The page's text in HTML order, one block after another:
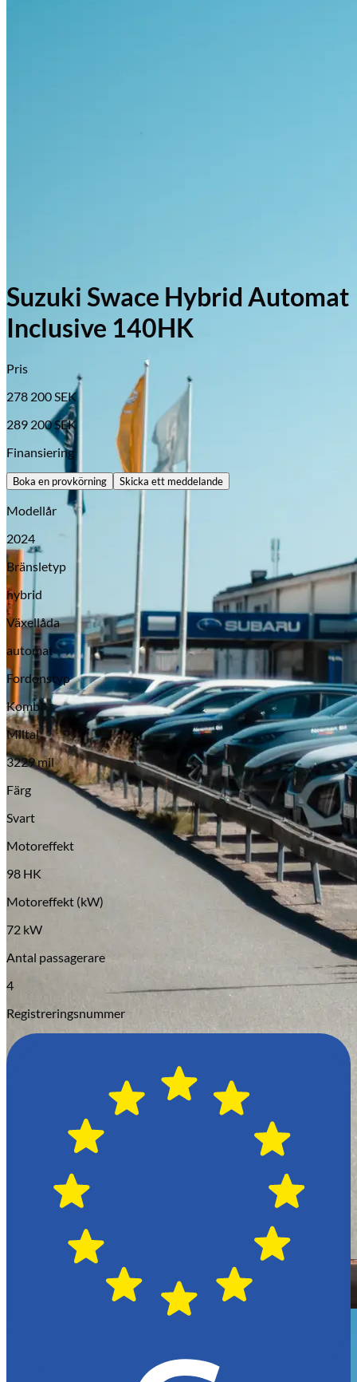
Opel
Serviceverkstad
Suzuki Swace Hybrid Automat
Inclusive 140HK
Pris
278 200 SEK
289 200SEK
Finansiering
Boka en provkörning Skicka ett meddelande
Modellår
2024
Bränsletyp
hybrid
Växellåda
automat
Fordonstyp
Kombi
Miltal
3229 mil
Färg
Svart
Motoreffekt
98 HK
Motoreffekt (kW)
72 kW
Antal passagerare
4
Registreringsnummer